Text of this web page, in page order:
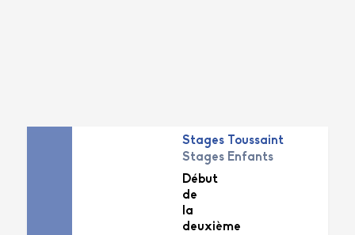
Stages Toussaint
Stages Enfants
Début
de
la
deuxième